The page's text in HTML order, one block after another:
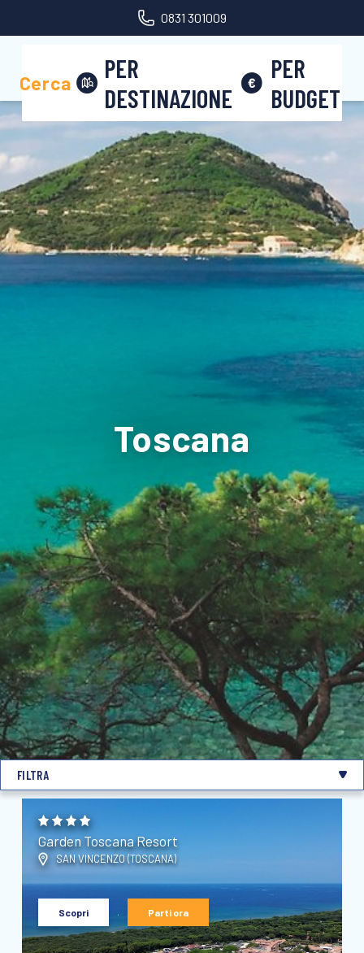
0831 301009
Cerca
PER
DESTINAZIONE
PER
BUDGET
Toscana
FILTRA
Garden Toscana Resort
SAN VINCENZO (TOSCANA)
Scopri Parti ora